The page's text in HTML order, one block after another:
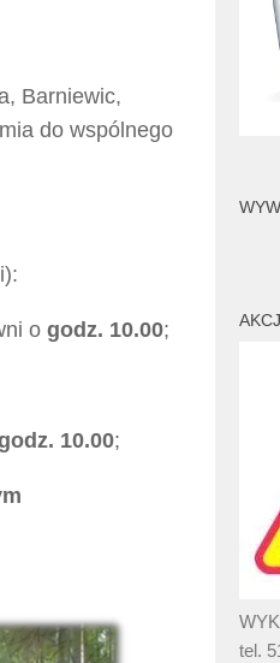
Barniewic,
do wspólnego
o godz. 10.00;
10.00;
tel.